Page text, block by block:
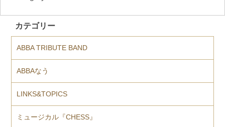
カテゴリー
ABBA TRIBUTE BAND
ABBAなう
LINKS&TOPICS
ミュージカル『CHESS』